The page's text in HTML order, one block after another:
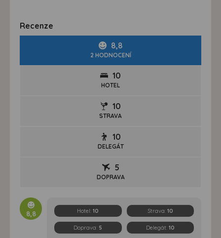
Recenze
8,8
2 HODNOCENÍ
10
HOTEL
10
STRAVA
10
DELEGÁT
5
DOPRAVA
8,8 Hotel:10 Strava: 10
Doprava: 5 Delegát: 10